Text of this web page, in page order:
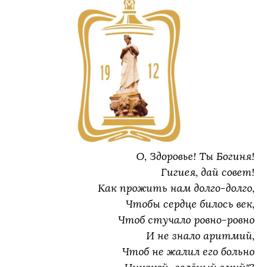
О, Здоровье! Ты Богиня!
Гигиея, дай совет!
Как прожить нам долго-долго,
Чтобы сердце билось век,
Чтоб стучало ровно-ровно
И не знало аритмий,
Чтоб не жалил его больно